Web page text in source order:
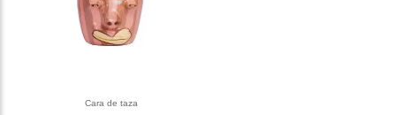
Cara de taza